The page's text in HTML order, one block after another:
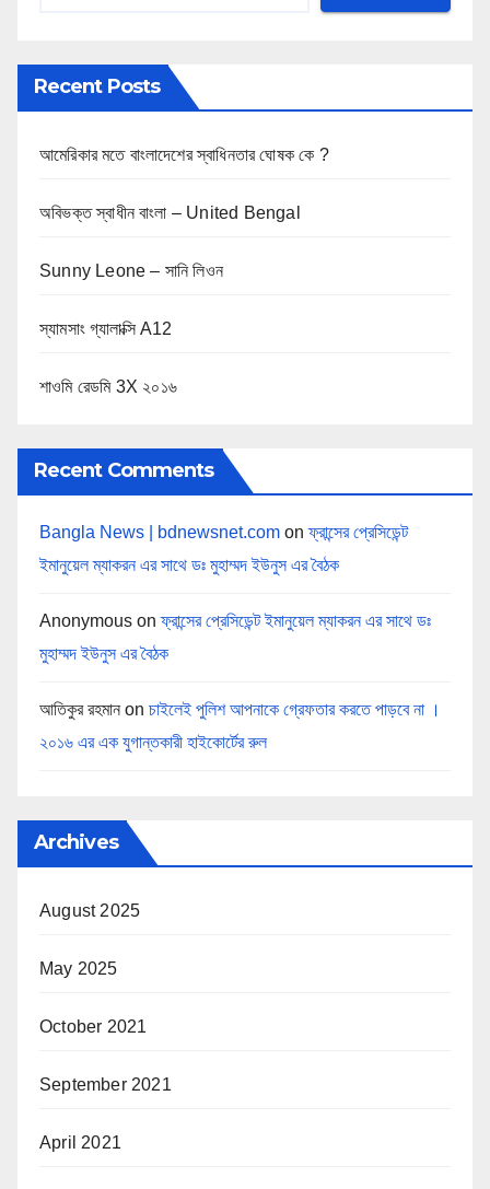
Recent Posts
আমেরিকার মতে বাংলাদেশের স্বাধিনতার ঘোষক কে ?
অবিভক্ত স্বাধীন বাংলা – United Bengal
Sunny Leone – সানি লিওন
স্যামসাং গ্যালাক্সি A12
শাওমি রেডমি 3X ২০১৬
Recent Comments
Bangla News | bdnewsnet.com onফ্রান্সের প্রেসিডেন্ট
ইমানুয়েল ম্যাকরন এর সাথে ডঃ মুহাম্মদ ইউনুস এর বৈঠক
Anonymous onফ্রান্সের প্রেসিডেন্ট ইমানুয়েল ম্যাকরন এর সাথে ডঃ
মুহাম্মদ ইউনুস এর বৈঠক
আতিকুর রহমান on চাইলেই পুলিশ আপনাকে গ্রেফতার করতে পাড়বে না ।
২০১৬ এর এক যুগান্তকারী হাইকোর্টের রুল
Archives
August 2025
May 2025
October 2021
September 2021
April 2021